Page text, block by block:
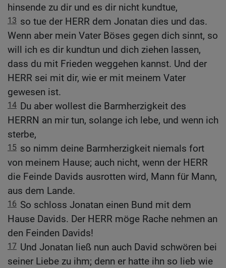
hinsende zu dir und es dir nicht kundtue,
13 so tue der HERR dem Jonatan dies und das.
Wenn aber mein Vater Böses gegen dich sinnt, so
will ich es dir kundtun und dich ziehen lassen,
dass du mit Frieden weggehen kannst. Und der
HERR sei mit dir, wie er mit meinem Vater
gewesen ist.
14 Du aber wollest die Barmherzigkeit des
HERRN an mir tun, solange ich lebe, und wenn ich
sterbe,
15 so nimm deine Barmherzigkeit niemals fort
von meinem Hause; auch nicht, wenn der HERR
die Feinde Davids ausrotten wird, Mann für Mann,
aus dem Lande.
16 So schloss Jonatan einen Bund mit dem
Hause Davids. Der HERR möge Rache nehmen an
den Feinden Davids!
17 Und Jonatan ließ nun auch David schwören bei
seiner Liebe zu ihm; denn er hatte ihn so lieb wie